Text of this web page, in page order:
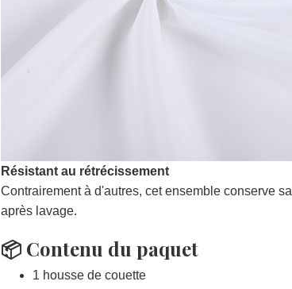
Résistant au rétrécissement
Contrairement à d'autres, cet ensemble conserve
après lavage.
📦 Contenu du paquet
1 housse de couette